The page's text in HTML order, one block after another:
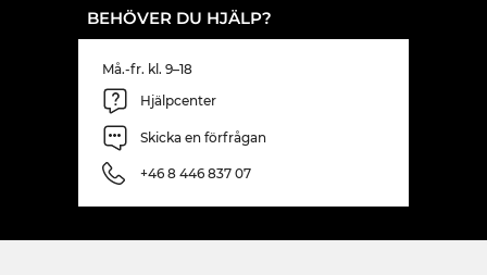
BEHÖVER DU HJÄLP?
Må.-fr. kl. 9–18
Hjälpcenter
Skicka en förfrågan
+46 8 446 837 07